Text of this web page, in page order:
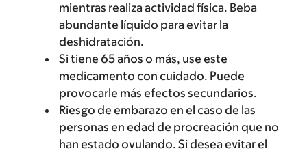
mientras realiza actividad física. Beba
abundante líquido para evitar la
deshidratación.
Si tiene 65 años o más, use este
medicamento con cuidado. Puede
provocarle más efectos secundarios.
Riesgo de embarazo en el caso de las
personas en edad de procreación que no
han estado ovulando. Si desea evitar el